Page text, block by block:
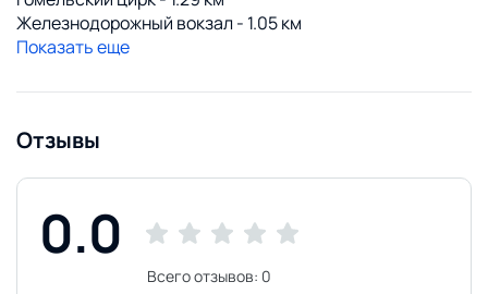
Железнодорожный вокзал - 1.05 км
Показать еще
Отзывы
0.0
Всего отзывов: 0